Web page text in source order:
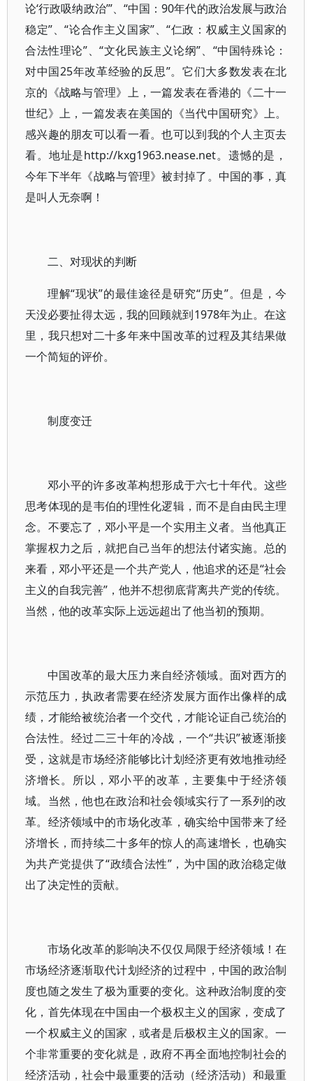
论‘行政吸纳政治’”、“中国：90年代的政治发展与政治
稳定”、“论合作主义国家”、“仁政：权威主义国家的
合法性理论”、“文化民族主义论纲”、“中国特殊论：
对中国25年改革经验的反思”。它们大多数发表在北
京的《战略与管理》上，一篇发表在香港的《二十一
世纪》上，一篇发表在美国的《当代中国研究》上。
感兴趣的朋友可以看一看。也可以到我的个人主页去
看。地址是http://kxg1963.nease.net。遗憾的是，
今年下半年《战略与管理》被封掉了。中国的事，真
是叫人无奈啊！
二、对现状的判断
理解“现状”的最佳途径是研究“历史”。但是，今
天没必要扯得太远，我的回顾就到1978年为止。在这
里，我只想对二十多年来中国改革的过程及其结果做
一个简短的评价。
制度变迁
邓小平的许多改革构想形成于六七十年代。这些
思考体现的是韦伯的理性化逻辑，而不是自由民主理
念。不要忘了，邓小平是一个实用主义者。当他真正
掌握权力之后，就把自己当年的想法付诸实施。总的
来看，邓小平还是一个共产党人，他追求的还是“社会
主义的自我完善”，他并不想彻底背离共产党的传统。
当然，他的改革实际上远远超出了他当初的预期。
中国改革的最大压力来自经济领域。面对西方的
示范压力，执政者需要在经济发展方面作出像样的成
绩，才能给被统治者一个交代，才能论证自己统治的
合法性。经过二三十年的冷战，一个“共识”被逐渐接
受，这就是市场经济能够比计划经济更有效地推动经
济增长。所以，邓小平的改革，主要集中于经济领
域。当然，他也在政治和社会领域实行了一系列的改
革。经济领域中的市场化改革，确实给中国带来了经
济增长，而持续二十多年的惊人的高速增长，也确实
为共产党提供了“政绩合法性”，为中国的政治稳定做
出了决定性的贡献。
市场化改革的影响决不仅仅局限于经济领域！在
市场经济逐渐取代计划经济的过程中，中国的政治制
度也随之发生了极为重要的变化。这种政治制度的变
化，首先体现在中国由一个极权主义的国家，变成了
一个权威主义的国家，或者是后极权主义的国家。一
个非常重要的变化就是，政府不再全面地控制社会的
经济活动，社会中最重要的活动（经济活动）和最重